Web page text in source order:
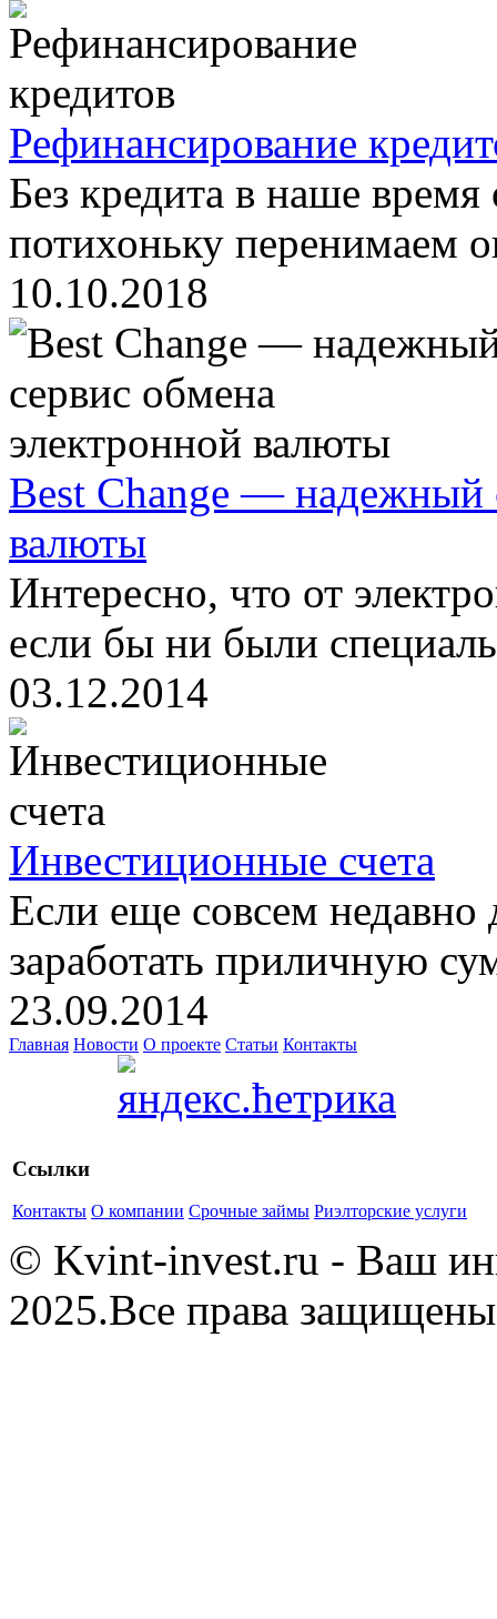
Рефинансирование
Без кредита в наше
потихоньку перенимаем
10.10.2018
Best Change — надежный
валюты
Интересно, что от
если бы ни были
03.12.2014
Инвестиционные счета
Если еще совсем недавно
заработать приличную
23.09.2014
Главная Новости О проекте Статьи Контакты
Ссылки
Контакты О компании Срочные займы Риэлторские услуги
© Kvint-invest.ru - Ваш
2025.Все права